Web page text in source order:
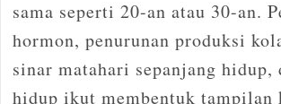
sama seperti 20-an atau 30-an.
hormon, penurunan produksi
sinar matahari sepanjang hidup,
hidup ikut membentuk